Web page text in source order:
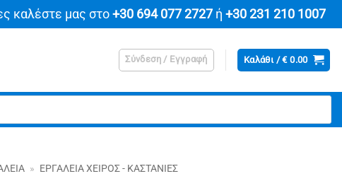
καλέστε μας στο +30 694 077 2727ή +30 231 210 1007
Σύνδεση / Εγγραφή Καλάθι /€0.00
» ΕΡΓΑΛΕΊΑ ΧΕΙΡΌΣ - ΚΑΣΤΆΝΙΕΣ